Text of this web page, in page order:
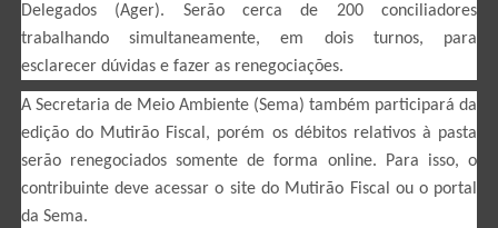
Delegados (Ager). Serão cerca de 200 conciliadores
trabalhando simultaneamente, em dois turnos, para
esclarecer dúvidas e fazer as renegociações.
A Secretaria de Meio Ambiente (Sema) também participará da
edição do Mutirão Fiscal, porém os débitos relativos à pasta
serão renegociados somente de forma online. Para isso, o
contribuinte deve acessar o site do Mutirão Fiscal ou o portal
da Sema.